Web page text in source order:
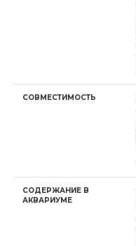
СОВМЕСТИМОСТЬ
СОДЕРЖАНИЕ В
АКВАРИУМЕ